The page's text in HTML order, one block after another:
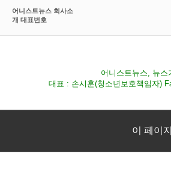
어니스트뉴스 회사소
개 대표번호
어니스트뉴스, 뉴스
대표 : 손시훈(청소년보호책임자)
이 페이